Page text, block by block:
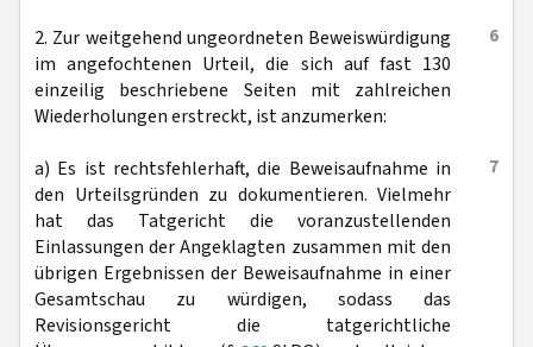
6
2. Zur weitgehend ungeordneten Beweiswürdigung
im angefochtenen Urteil, die sich auf fast 130
einzeilig beschriebene Seiten mit zahlreichen
Wiederholungen erstreckt, ist anzumerken:
7
a) Es ist rechtsfehlerhaft, die Beweisaufnahme in
den Urteilsgründen zu dokumentieren. Vielmehr
hat das Tatgericht die voranzustellenden
Einlassungen der Angeklagten zusammen mit den
übrigen Ergebnissen der Beweisaufnahme in einer
Gesamtschau zu würdigen, sodass das
Revisionsgericht die tatgerichtliche